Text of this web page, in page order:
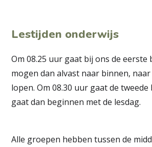
Lestijden onderwijs
Om 08.25 uur gaat bij ons de eerste
mogen dan alvast naar binnen,
lopen. Om 08.30 uur gaat de
gaat dan beginnen met de lesdag.
Alle groepen hebben tussen de